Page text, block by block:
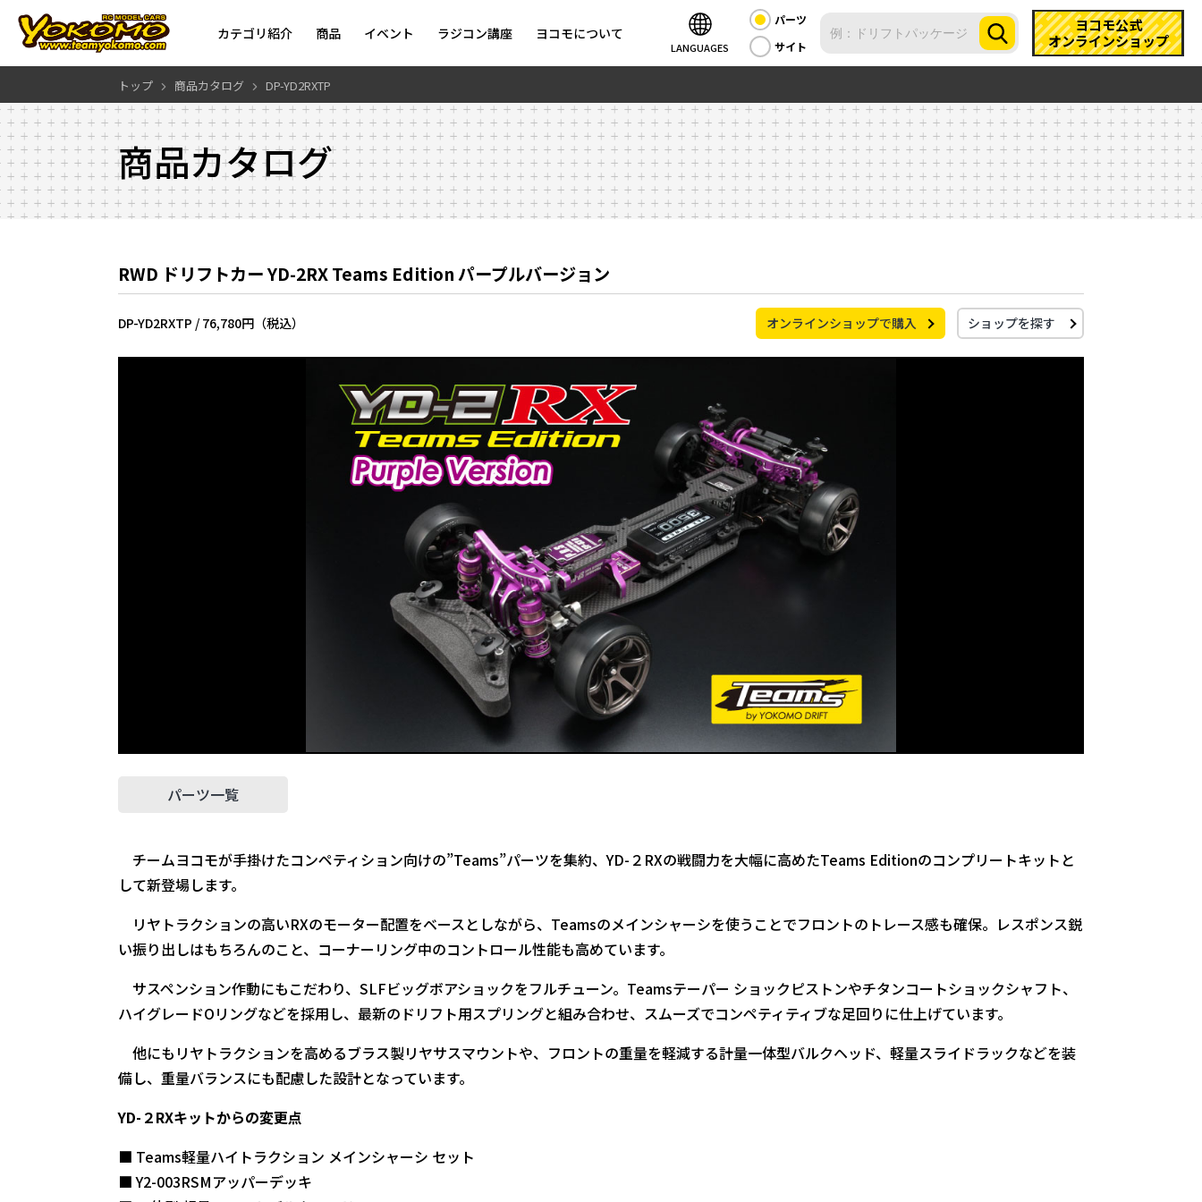
カテゴリ紹介 商品 イベント ラジコン講座 ヨコモについて
LANGUAGES
パーツ
サイト
ヨコモ公式
オンラインショップ
トップ 商品カタログ DP-YD2RXTP
商品カタログ
RWD ドリフトカー YD-2RX Teams Edition パープルバージョン
DP-YD2RXTP / 76,780円（税込） オンラインショップで購入 ショップを探す
パーツ一覧
チームヨコモが手掛けたコンペティション向けの”Teams”パーツを集約、YD-２RXの戦闘力を大幅に高めたTeams Editionのコンプリートキットと
して新登場します。
リヤトラクションの高いRXのモーター配置をベースとしながら、Teamsのメインシャーシを使うことでフロントのトレース感も確保。レスポンス鋭
い振り出しはもちろんのこと、コーナーリング中のコントロール性能も高めています。
サスペンション作動にもこだわり、SLFビッグボアショックをフルチューン。Teamsテーパー ショックピストンやチタンコートショックシャフト、
ハイグレードOリングなどを採用し、最新のドリフト用スプリングと組み合わせ、スムーズでコンペティティブな足回りに仕上げています。
他にもリヤトラクションを高めるブラス製リヤサスマウントや、フロントの重量を軽減する計量一体型バルクヘッド、軽量スライドラックなどを装
備し、重量バランスにも配慮した設計となっています。
YD-２RXキットからの変更点
■ Teams軽量ハイトラクション メインシャーシ セット
■ Y2-003RSMアッパーデッキ